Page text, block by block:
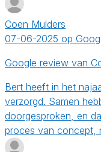
Coen Mulders
07-06-2025 op
Google review van
Bert heeft in het
verzorgd. Samen
doorgesproken, en
proces van concept,